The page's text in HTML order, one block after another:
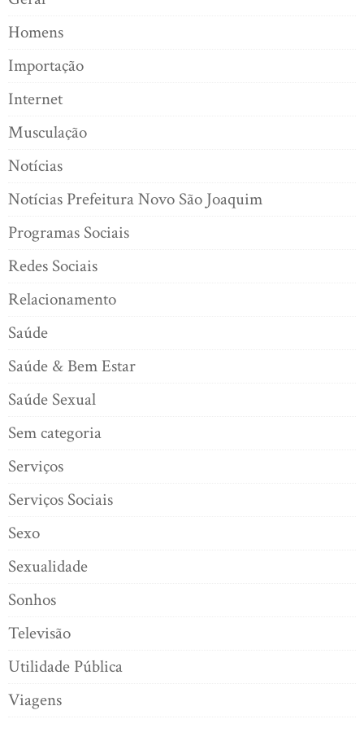
Homens
Importação
Internet
Musculação
Notícias
Notícias Prefeitura Novo São Joaquim
Programas Sociais
Redes Sociais
Relacionamento
Saúde
Saúde & Bem Estar
Saúde Sexual
Sem categoria
Serviços
Serviços Sociais
Sexo
Sexualidade
Sonhos
Televisão
Utilidade Pública
Viagens